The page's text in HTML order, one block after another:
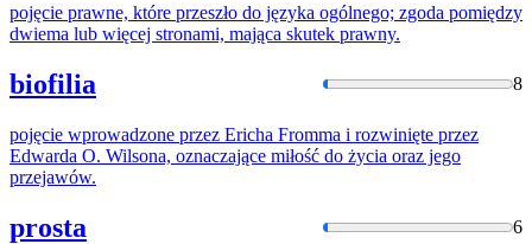
pojęcie prawne, które przeszło do języka ogólnego; zgoda pomiędzy
dwiema lub więcej stronami, mająca skutek prawny.
biofilia 8
pojęcie wprowadzone przez Ericha Fromma i rozwinięte przez
Edwarda O. Wilsona, oznaczające miłość do życia oraz jego
przejawów.
prosta 6